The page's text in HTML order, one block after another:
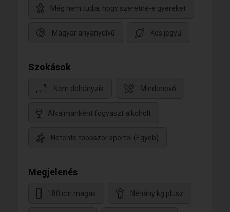
Még nem tudja, hogy szeretne-e gyereket
Magyar anyanyelvű Kos jegyű
Szokások
Nem dohányzik Mindenevő
Alkalmanként fogyaszt alkoholt
Hetente többször sportol (Egyéb)
Megjelenés
180 cm magas Néhány kg plusz